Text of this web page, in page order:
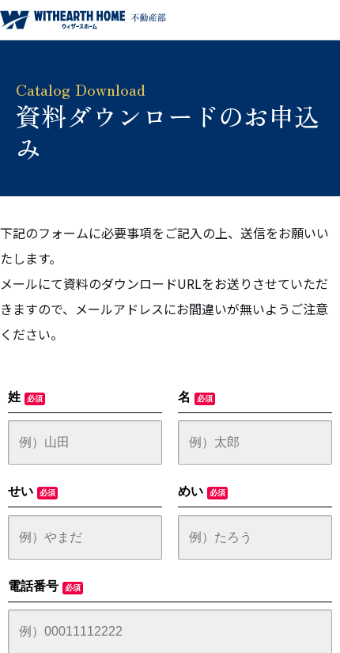
ウィザースホーム 不動産部
Catalog Download
資料ダウンロードのお申込
み
下記のフォームに必要事項をご記入の上、送信をお願いい
たします。
メールにて資料のダウンロードURLをお送りさせていただ
きますので、メールアドレスにお間違いが無いようご注意
ください。
姓 必須 名 必須
せい 必須 めい 必須
電話番号 必須